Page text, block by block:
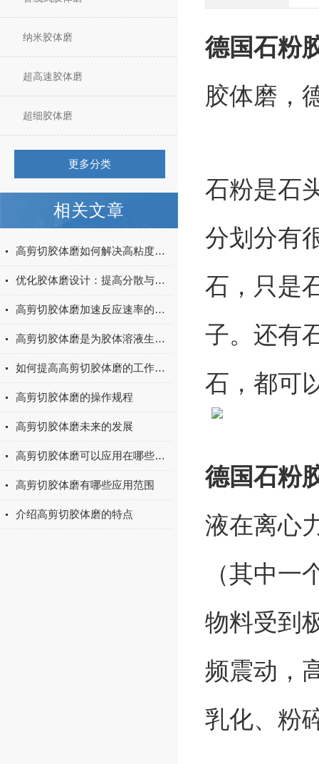
纳米胶体磨
超高速胶体磨
超细胶体磨
更多分类
相关文章
高剪切胶体磨如何解决高粘度物料的分散难题
优化胶体磨设计：提高分散与均质效果的研究
高剪切胶体磨加速反应速率的秘密
高剪切胶体磨是为胶体溶液生产所设计的
如何提高高剪切胶体磨的工作效率
高剪切胶体磨的操作规程
高剪切胶体磨未来的发展
高剪切胶体磨可以应用在哪些方面
高剪切胶体磨有哪些应用范围
介绍高剪切胶体磨的特点
德国石粉
胶体磨，
石粉是石
分划分有
石，只是
子。还有
石，都可
德国石粉
液在离心
（其中
物料受到
频震动，
乳化、粉